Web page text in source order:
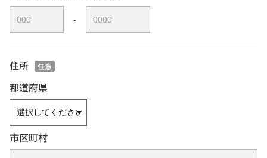
-
住所 任意
都道府県
市区町村